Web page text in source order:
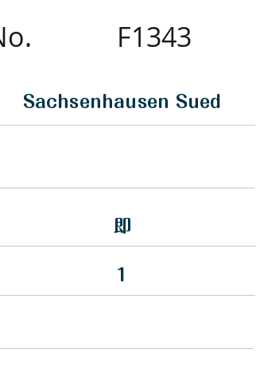
F1343
Sachsenhausen Sued
即
1